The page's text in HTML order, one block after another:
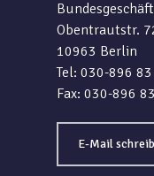
Obentrautstr.
10963 Berlin
Tel: 030-896
Fax: 030-896
E-Mail